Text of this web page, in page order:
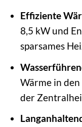
Effiziente
8,5 kW und
sparsames
Wärme in
der